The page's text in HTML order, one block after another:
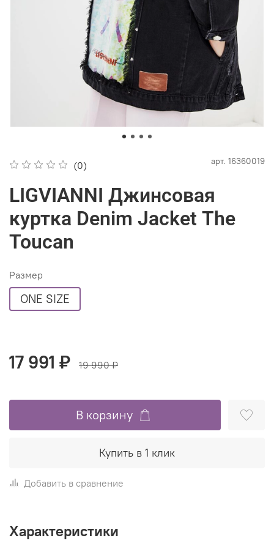
(0) арт. 16360019
LIGVIANNI Джинсовая
куртка Denim Jacket The
Toucan
Размер
ONE SIZE
17 991 ₽ 19 990 ₽
В корзину
Купить в 1 клик
Добавить в сравнение
Характеристики